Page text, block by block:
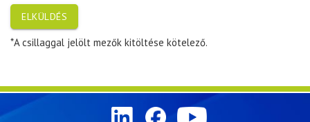
ELKÜLDÉS
*A csillaggal jelölt mezők kitöltése kötelező.